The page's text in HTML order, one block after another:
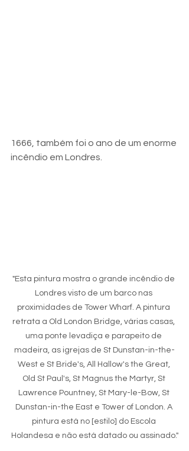
1666, também foi o ano de um enorme
incêndio em Londres.
"Esta pintura mostra o grande incêndio de
Londres visto de um barco nas
proximidades de Tower Wharf. A pintura
retrata a Old London Bridge, várias casas,
uma ponte levadiça e parapeito de
madeira, as igrejas de St Dunstan-in-the-
West e St Bride's, All Hallow's the Great,
Old St Paul's, St Magnus the Martyr, St
Lawrence Pountney, St Mary-le-Bow, St
Dunstan-in-the East e Tower of London. A
pintura está no [estilo] do Escola
Holandesa e não está datado ou assinado."